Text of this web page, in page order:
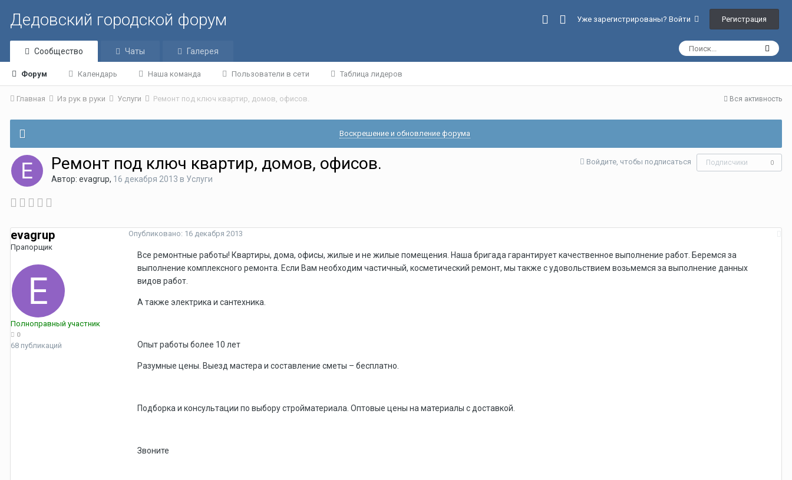
Дедовский городской форум Уже зарегистрированы? Войти Регистрация
Сообщество
Форум Календарь Наша команда Пользователи в сети Таблица лидеров
Чаты Галерея
Вся активность
Главная Из рук в руки Услуги Ремонт под ключ квартир, домов, офисов.
Воскрешение и обновление форума
Войдите, чтобы подписаться Подписчики 0
Ремонт под ключ квартир, домов, офисов.
Автор: evagrup, 16 декабря 2013 в Услуги
evagrup
Прапорщик
Полноправный участник
0
68 публикаций
Опубликовано: 16 декабря 2013
Все ремонтные работы! Квартиры, дома, офисы, жилые и не жилые помещения. Наша бригада гарантирует качественное выполнение работ. Беремся за
выполнение комплексного ремонта. Если Вам необходим частичный, косметический ремонт, мы также с удовольствием возьмемся за выполнение данных
видов работ.
А также электрика и сантехника.
Опыт работы более 10 лет
Разумные цены. Выезд мастера и составление сметы – бесплатно.
Подборка и консультации по выбору стройматериала. Оптовые цены на материалы с доставкой.
Звоните